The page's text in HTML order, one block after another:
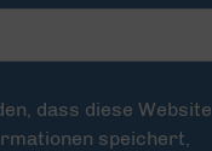
dass diese Website
speichert,